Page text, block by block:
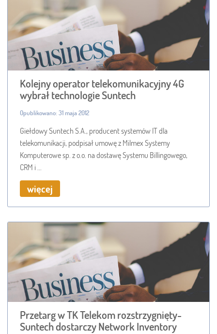
Kolejny operator telekomunikacyjny 4G
wybrał technologie Suntech
Opublikowano: 31 maja 2012
Giełdowy Suntech S.A., producent systemów IT dla
telekomunikacji, podpisał umowę z Milmex Systemy
Komputerowe sp. z o.o. na dostawę Systemu Billingowego,
CRM i ...
więcej
Przetarg w TK Telekom rozstrzygnięty-
Suntech dostarczy Network Inventory